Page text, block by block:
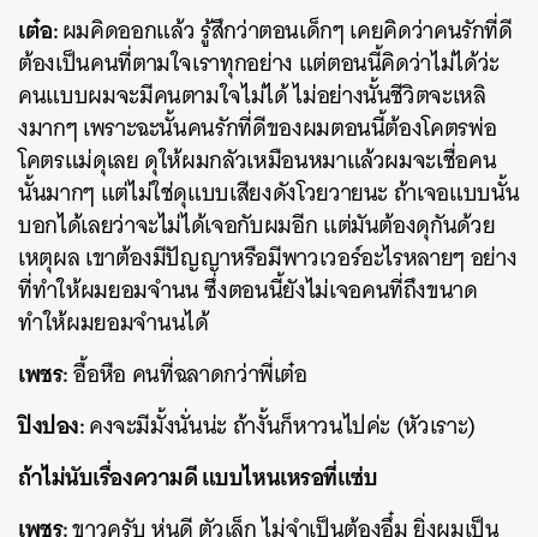
เต๋อ:ผมคิดออกแล้ว รู้สึกว่าตอนเด็กๆ เคยคิดว่าคนรักที่ดี
ต้องเป็นคนที่ตามใจเราทุกอย่าง แต่ตอนนี้คิดว่าไม่ได้ว่ะ
คนแบบผมจะมีคนตามใจไม่ได้ ไม่อย่างนั้นชีวิตจะเหลิ
งมากๆ เพราะฉะนั้นคนรักที่ดีของผมตอนนี้ต้องโคตรพ่อ
โคตรแม่ดุเลย ดุให้ผมกลัวเหมือนหมาแล้วผมจะเชื่อคน
นั้นมากๆ แต่ไม่ใช่ดุแบบเสียงดังโวยวายนะ ถ้าเจอแบบนั้น
บอกได้เลยว่าจะไม่ได้เจอกับผมอีก แต่มันต้องดุกันด้วย
เหตุผล เขาต้องมีปัญญาหรือมีพาวเวอร์อะไรหลายๆ อย่าง
ที่ทำให้ผมยอมจำนน ซึ่งตอนนี้ยังไม่เจอคนที่ถึงขนาด
ทำให้ผมยอมจำนนได้
เพชร:อื้อหือ คนที่ฉลาดกว่าพี่เต๋อ
ปิงปอง:คงจะมีมั้งนั่นน่ะ ถ้างั้นก็หาวนไปค่ะ (หัวเราะ)
ถ้าไม่นับเรื่องความดี แบบไหนเหรอที่แซ่บ
เพชร:ขาวครับ หุ่นดี ตัวเล็ก ไม่จำเป็นต้องอึ๋ม ยิ่งผมเป็น